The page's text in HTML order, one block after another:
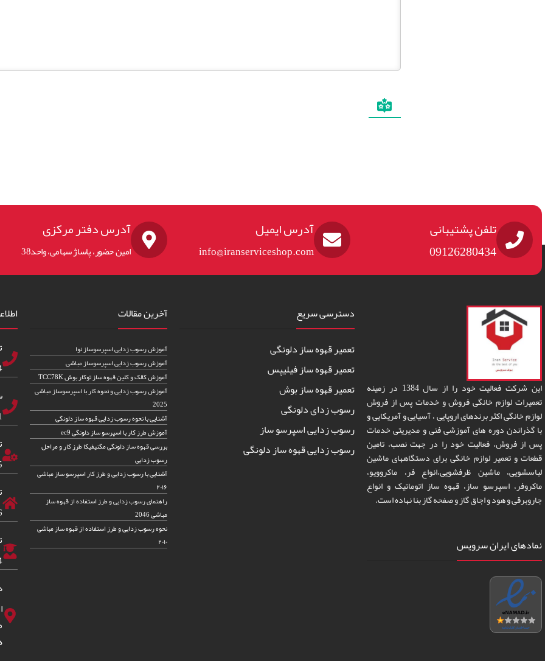
تلفن پشتیبانی
09126280434
آدرس ایمیل
info@iranserviceshop.com
آدرس دفتر مرکزی
امین حضور، پاساژ سهامی، واحد38
این شرکت فعالیت خود را از سال 1384 در زمینه
تعمیرات لوازم خانگی فروش و خدمات پس از فروش
لوازم خانگی اکثر برندهای اروپایی ، آسیایی و آمریکایی و
با گذراندن دوره های آموزشی فنی و مدیریتی خدمات
پس از فروش، فعالیت خود را در جهت نصب، تامین
قطعات و تعمیر لوازم خانگی برای دستگاههای ماشین
لباسشویی، ماشین ظرفشویی،انواع فر، ماکروویو،
ماکروفر، اسپرسو ساز، قهوه ساز اتوماتیک و انواع
جاروبرقی و هود و اجاق گاز و صفحه گاز بنا نهاده است.
نمادهای ایران سرویس
دسترسی سریع
تعمیر قهوه ساز دلونگی
تعمیر قهوه ساز فیلیپس
تعمیر قهوه ساز بوش
رسوب زدای دلونگی
رسوب زدایی اسپرسو ساز
رسوب زدایی قهوه ساز دلونگی
آخرین مقالات
آموزش رسوب زدایی اسپرسوساز نوا
آموزش رسوب زدایی اسپرسوساز مباشی
آموزش کالک و کلین قهوه ساز توکار بوش TCC78K
آموزش رسوب زدایی و نحوه کار با اسپرسوساز مباشی
2025
آشنایی با نحوه رسوب زدایی قهوه ساز دلونگی
آموزش طرز کار با اسپرسو ساز دلونگی ec9
بررسی قهوه ساز دلونگی مگنیفیکا طرز کار و مراحل
رسوب زدایی
آشنایی با رسوب زدایی و طرز کار اسپرسو ساز مباشی
۲۰۱۶
راهنمای رسوب زدایی و طرز استفاده از قهوه ساز
مباشی 2046
نحوه رسوب زدایی و طرز استفاده از قهوه ساز مباشی
۲۰۱۰